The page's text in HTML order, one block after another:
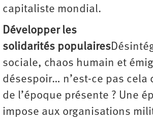
capitaliste mondial.
Développer les
solidarités populaires
sociale, chaos humain et
désespoir… n’est-ce pas cela
de l’époque présente ? Une
impose aux organisations